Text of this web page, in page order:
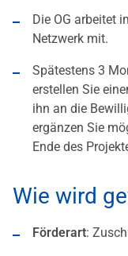
Die OG arbeitet
Netzwerk mit.
Spätestens 3
erstellen Sie
ihn an die
ergänzen Sie
Ende des
Wie wird
Förderart: